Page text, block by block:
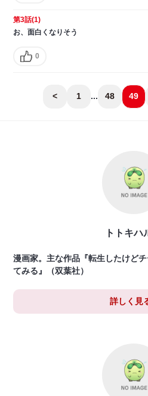
第3話(1)
お、面白くなりそう
0
< 1 ... 48 49
トトキハ
漫画家。主な作品『転生したけど
てみる』（双葉社）
詳しく見